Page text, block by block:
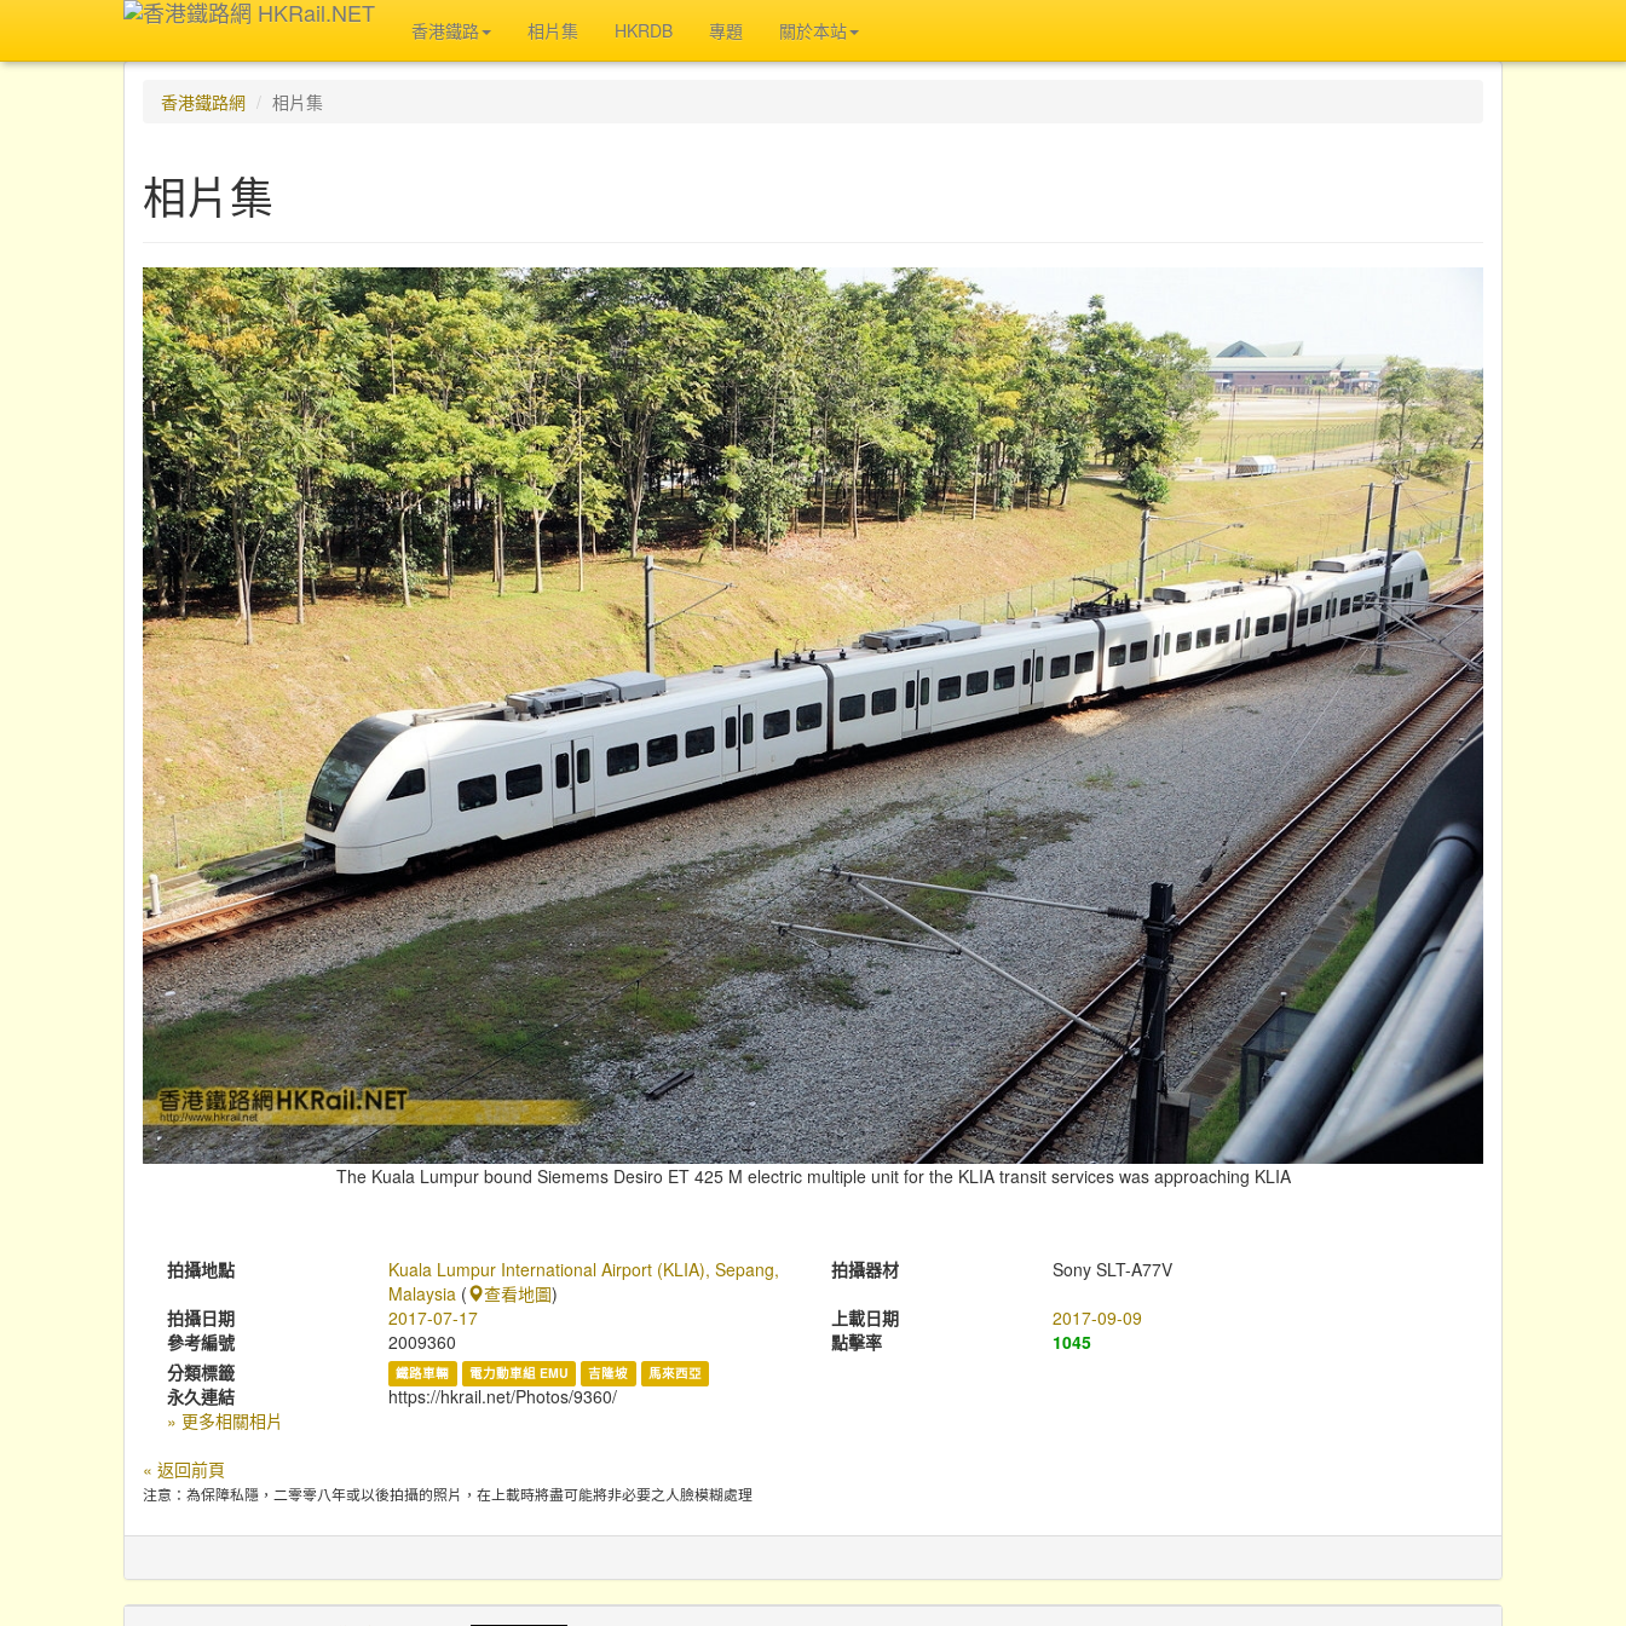
香港鐵路 相片集 HKRDB 專題 關於本站
香港鐵路網 相片集
相片集
The Kuala Lumpur bound Siemems Desiro ET 425 M electric multiple unit for the KLIA transit services was approaching KLIA
拍攝地點
Kuala Lumpur International Airport (KLIA), Sepang,
Malaysia ( 查看地圖)
拍攝器材
Sony SLT-A77V
拍攝日期
2017-07-17 上載日期
2017-09-09
參考編號
2009360 點擊率
1045
分類標籤
鐵路車輛 電力動車組 EMU 吉隆坡 馬來西亞
永久連結
https://hkrail.net/Photos/9360/
» 更多相關相片
« 返回前頁
注意：為保障私隱，二零零八年或以後拍攝的照片，在上載時將盡可能將非必要之人臉模糊處理